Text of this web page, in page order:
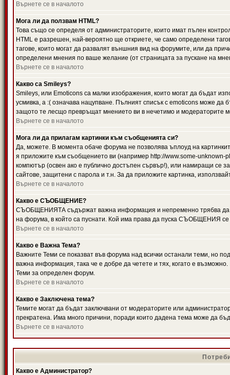
Върнете се в началото
Мога ли да ползвам HTML?
Това също се определя от администраторите, които имат пълен
HTML е разрешен, най-вероятно ще откриете, че само определени
тагове, които могат да развалят външния вид на форумите, или да
определени мнения по ваше желание (от страницата за пускане на
Върнете се в началото
Какво са Smileys?
Smileys, или Emoticons са малки изображения, които могат да бъдат
усмивка, а :( означава нацупване. Пълният списък с emoticons може да
защото те лесщо превръщат мнението ви в нечетимо и модераторите
Върнете се в началото
Мога ли да прилагам картинки към съобщенията си?
Да, можете. В момента обаче форума не позволява ъплоуд на
я приложите към съобщението ви (например http://www.some-
компютър (освен ако е публично достъпен сървър!), или намиращи се
сайтове, защитени с парола и т.н. За да приложите картинка,
Върнете се в началото
Какво е СЪОБЩЕНИЕ?
СЪОБЩЕНИЯТА съдържат важна информация и непременно трябва да
на форума, в който са пуснати. Кой има права да пуска СЪОБЩЕНИЯ се
Върнете се в началото
Какво е Важна Тема?
Важните Теми се показват във форума над всички останали теми,
важна информация, така че е добре да четете и тях, когато е
Теми за определен форум.
Върнете се в началото
Какво е Заключена тема?
Темите могат да бъдат заключвани от модераторите или
прекратена. Има много причини, поради които дадена тема може да
Върнете се в началото
Какво е Администратор?